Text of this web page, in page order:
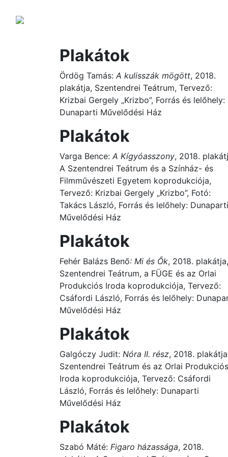
Plakátok
Ördög Tamás: A kulisszák mögött, 2018.
plakátja, Szentendrei Teátrum, Tervező:
Krizbai Gergely „Krizbo”, Forrás és lelőhely:
Dunaparti Művelődési Ház
Plakátok
Varga Bence: A Kígyóasszony, 2018.
A Szentendrei Teátrum és a Színház- és
Filmművészeti Egyetem koprodukciója,
Tervező: Krizbai Gergely „Krizbo”, Fotó:
Takács László, Forrás és lelőhely: Dunaparti
Művelődési Ház
Plakátok
Fehér Balázs Benő: Mi és Ők, 2018.
Szentendrei Teátrum, a FÜGE és az Orlai
Produkciós Iroda koprodukciója, Tervező:
Csáfordi László, Forrás és lelőhely:
Művelődési Ház
Plakátok
Galgóczy Judit: Nóra II. rész, 2018.
Szentendrei Teátrum és az Orlai Produkciós
Iroda koprodukciója, Tervező: Csáfordi
László, Forrás és lelőhely: Dunaparti
Művelődési Ház
Plakátok
Szabó Máté: Figaro házassága, 2018.